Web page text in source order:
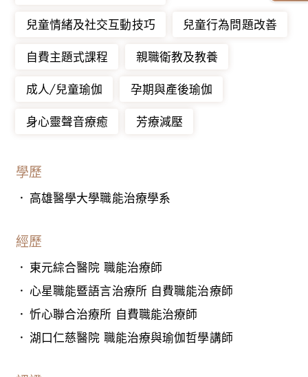
兒童情緒及社交互動技巧 兒童行為問題改善
自費主題式課程 親職衛教及教養
成人/兒童瑜伽 孕期與產後瑜伽
身心靈聲音療癒 芳療減壓
學歷
高雄醫學大學職能治療學系
經歷
東元綜合醫院 職能治療師
心星職能暨語言治療所 自費職能治療師
忻心聯合治療所 自費職能治療師
湖口仁慈醫院 職能治療與瑜伽哲學講師